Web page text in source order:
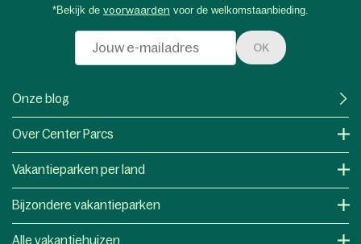
*Bekijk de voorwaarden voor de welkomstaanbieding.
OK
Onze blog
Over Center Parcs
Vakantieparken per land
Bijzondere vakantieparken
Alle vakantiehuizen